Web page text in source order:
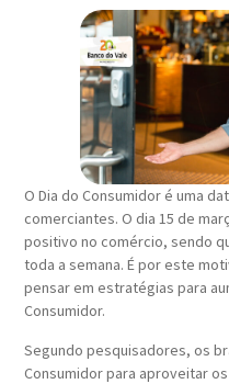
O Dia do Consumidor é uma
comerciantes. O dia 15 de
positivo no comércio, sendo
toda a semana. É por este
pensar em estratégias para
Consumidor.
Segundo pesquisadores, os
Consumidor para aproveitar